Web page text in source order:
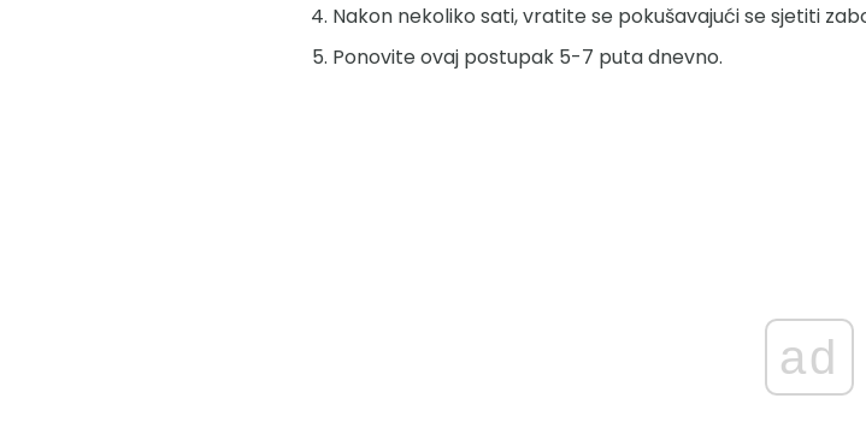
Nakon nekoliko sati, vratite se pokušavajući se sjetiti
Ponovite ovaj postupak 5-7 puta dnevno.
ad